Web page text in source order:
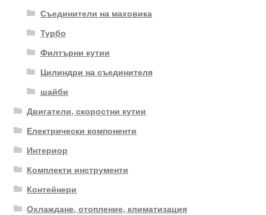
Съединители на маховика
Турбо
Филтърни кутии
Цилиндри на съединителя
шайби
Двигатели, скоростни кутии
Електрически компоненти
Интериор
Комплекти инструменти
Контейнери
Охлаждане, отопление, климатизация